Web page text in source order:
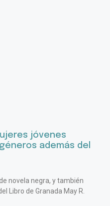
jóvenes
además del
novela negra, y también
Libro de Granada May R.